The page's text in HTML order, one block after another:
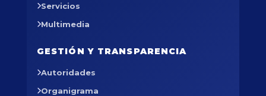
Servicios
Multimedia
GESTIÓN Y TRANSPARENCIA
Autoridades
Organigrama